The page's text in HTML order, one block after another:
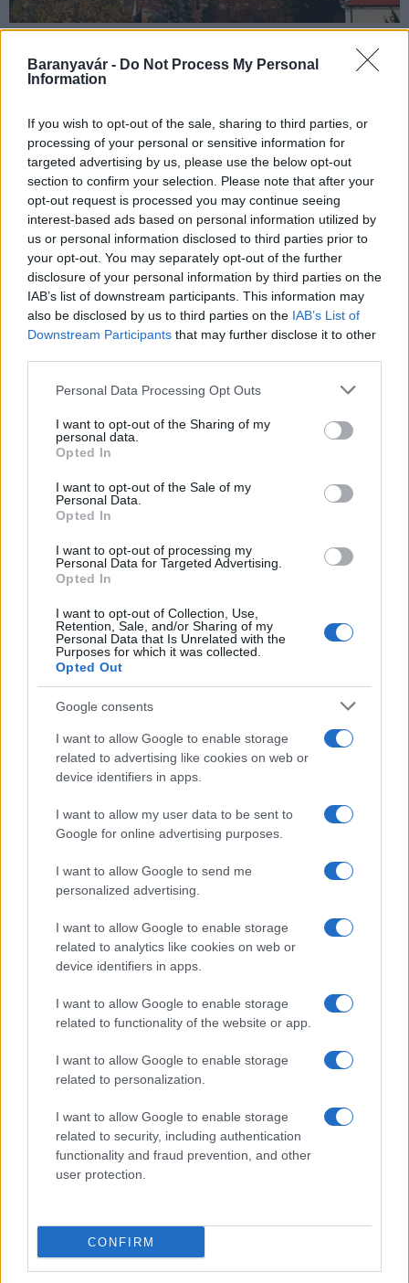
Baranyavár - Do Not Process My Personal
Information
If you wish to opt-out of the sale, sharing to third parties, or
processing of your personal or sensitive information for
targeted advertising by us, please use the below opt-out
section to confirm your selection. Please note that after your
opt-out request is processed you may continue seeing
interest-based ads based on personal information utilized by
us or personal information disclosed to third parties prior to
your opt-out. You may separately opt-out of the further
disclosure of your personal information by third parties on the
IAB’s list of downstream participants. This information may
also be disclosed by us to third parties on the IAB’s List of
Downstream Participants that may further disclose it to other
Please note that this website/app uses one or more Google
not limited to your visit or usage behaviour. You may click to
grant or deny consent to Google and its third-party tags to
use your data for below specified purposes in below Google
consent section.
Personal Data Processing Opt Outs
I want to opt-out of the Sharing of my
personal data.
Opted In
I want to opt-out of the Sale of my
Personal Data.
Opted In
I want to opt-out of processing my
Personal Data for Targeted Advertising.
Opted In
I want to opt-out of Collection, Use,
Retention, Sale, and/or Sharing of my
Personal Data that Is Unrelated with the
Purposes for which it was collected.
Opted Out
Google consents
I want to allow Google to enable storage
related to advertising like cookies on web or
device identifiers in apps.
I want to allow my user data to be sent to
Google for online advertising purposes.
I want to allow Google to send me
personalized advertising.
I want to allow Google to enable storage
related to analytics like cookies on web or
device identifiers in apps.
I want to allow Google to enable storage
related to functionality of the website or app.
I want to allow Google to enable storage
related to personalization.
I want to allow Google to enable storage
related to security, including authentication
functionality and fraud prevention, and other
user protection.
CONFIRM
Beszakadt a fél útpálya Dunaszekcsőn, a Csokonai utcában
szerda este.
Január elsejétől megszűnt a műszaki biztonsági
felülvizsgálat a gázszolgáltatásnál
2018.01.19
A kormány 2018 január elsejétől megszüntette a
földgázszolgáltatás területén a műszaki biztonsági
felülvizsgálatot a könnyű közmű programban, helyette az
elosztó társaság a tényleges veszélyt jelentő gázszivárgást fogja
ingyen vizsgálni - mondta Bartal Tamás, a Miniszterelnökség
helyettes államtitkára.
HÍRLEVÉL
E-mail cím
Feliratkozom a hírlevélre és elfogadom az
szabályzatot!
LEGFRISSEBB
Megérkezett az eső a Duna vízgyűjtőjére
Helyi hírek
másodfokúra csökken a riasztás
Országos hírek
továbbképzésekkel erősít a Gál Ferenc
Egyetem
HÍRDETÉS